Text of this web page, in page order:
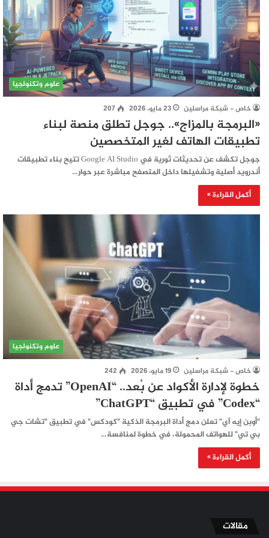
علوم وتكنولجيا
خاص - شبكة مراسلين 23 مايو، 2026 207
«البرمجة بالمزاج».. جوجل تطلق منصة لبناء
تطبيقات الهاتف لغير المتخصصين
جوجل تكشف عن تحديثات ثورية في Google AI Studio تتيح بناء تطبيقات
أندرويد أصلية وتشغيلها داخل المتصفح مباشرة عبر حوار…
أكمل القراءة »
علوم وتكنولجيا
خاص - شبكة مراسلين 19 مايو، 2026 242
خطوة لإدارة الأكواد عن بُعد.. “OpenAI” تدمج أداة
“Codex” في تطبيق “ChatGPT”
"أوبن إيه آي" تعلن دمج أداة البرمجة الذكية "كودكس" في تطبيق "تشات جي
بي تي" للهواتف المحمولة، في خطوة لمنافسة…
أكمل القراءة »
مقالات